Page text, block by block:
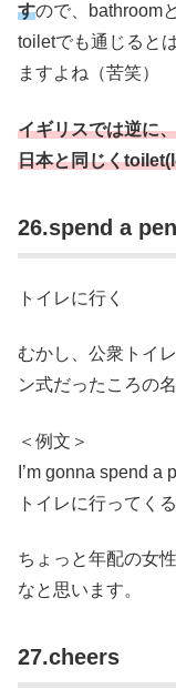
すので、bathroom
toiletでも通じると
ますよね（苦笑）
イギリスでは逆に
日本と同じく
26.spend a
トイレに行く
むかし、公衆トイ
ン式だったころの
＜例文＞
I’m gonna spend a
トイレに行ってくる
ちょっと年配の女
なと思います。
27.cheers